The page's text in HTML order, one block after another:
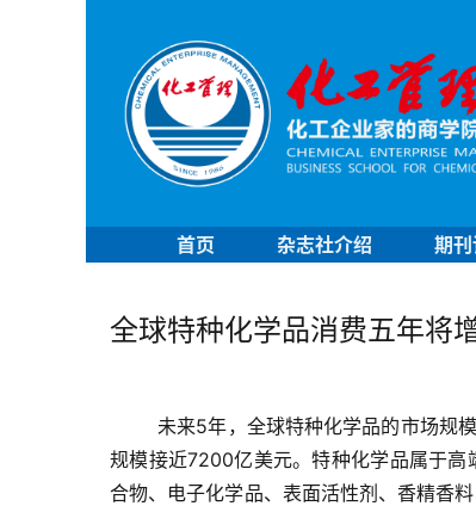
首页 杂志社介绍 期
全球特种化学品消费五年将
未来5年，全球特种化学品的市场规
规模接近7200亿美元。特种化学品属于
合物、电子化学品、表面活性剂、香精香